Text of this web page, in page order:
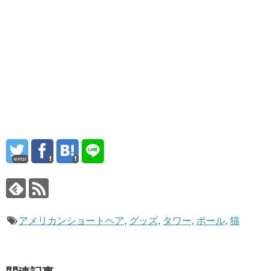
error
アメリカンショートヘア, グッズ, タワー, ポール, 猫